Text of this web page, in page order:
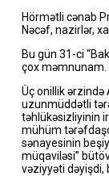
Hörmətli cənab
Nəcəf, nazirlər,
Bu gün 31-ci
çox məmnunam.
Üç onillik ərzində
uzunmüddətli
təhlükəsizliyinin
mühüm
sənayesinin
müqaviləsi”
vəziyyəti dəyişdi,